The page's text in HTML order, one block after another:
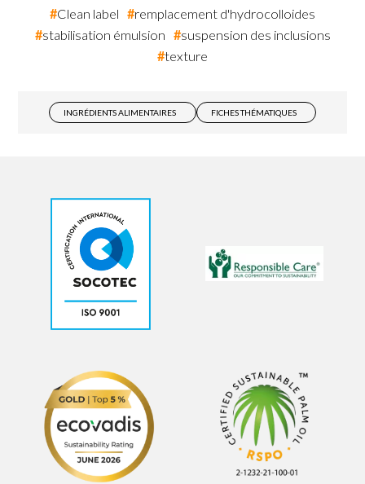
Clean label
remplacement d'hydrocolloides
stabilisation émulsion
suspension des inclusions
texture
INGRÉDIENTS ALIMENTAIRES FICHES THÉMATIQUES